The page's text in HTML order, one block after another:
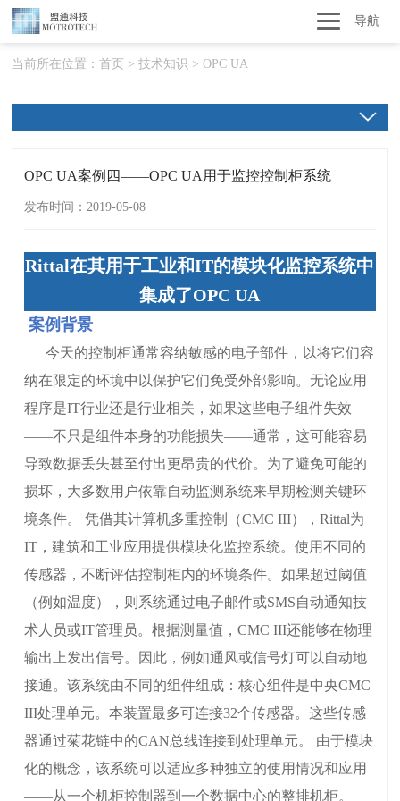
导航
当前所在位置：首页 >技术知识 >OPC UA
OPC UA案例四——OPC UA用于监控控制柜系统
发布时间：2019-05-08
Rittal在其用于工业和IT的模块化监控系统中
集成了OPC UA
案例背景
今天的控制柜通常容纳敏感的电子部件，以将它们容
纳在限定的环境中以保护它们免受外部影响。无论应用
程序是IT行业还是行业相关，如果这些电子组件失效
——不只是组件本身的功能损失——通常，这可能容易
导致数据丢失甚至付出更昂贵的代价。为了避免可能的
损坏，大多数用户依靠自动监测系统来早期检测关键环
境条件。 凭借其计算机多重控制（CMC III），Rittal为
IT，建筑和工业应用提供模块化监控系统。使用不同的
传感器，不断评估控制柜内的环境条件。如果超过阈值
（例如温度），则系统通过电子邮件或SMS自动通知技
术人员或IT管理员。根据测量值，CMC III还能够在物理
输出上发出信号。因此，例如通风或信号灯可以自动地
接通。该系统由不同的组件组成：核心组件是中央CMC
III处理单元。本装置最多可连接32个传感器。这些传感
器通过菊花链中的CAN总线连接到处理单元。 由于模块
化的概念，该系统可以适应多种独立的使用情况和应用
——从一个机柜控制器到一个数据中心的整排机柜。